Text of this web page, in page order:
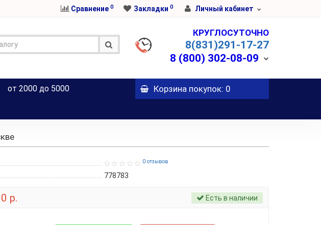
Сравнение 0 Закладки 0 Личный кабинет
КРУГЛОСУТОЧНО
8(831)291-17-27
8 (800) 302-08-09
от 2000 до 5000 Корзинапокупок: 0
0 отзывов
778783
р. Есть в наличии